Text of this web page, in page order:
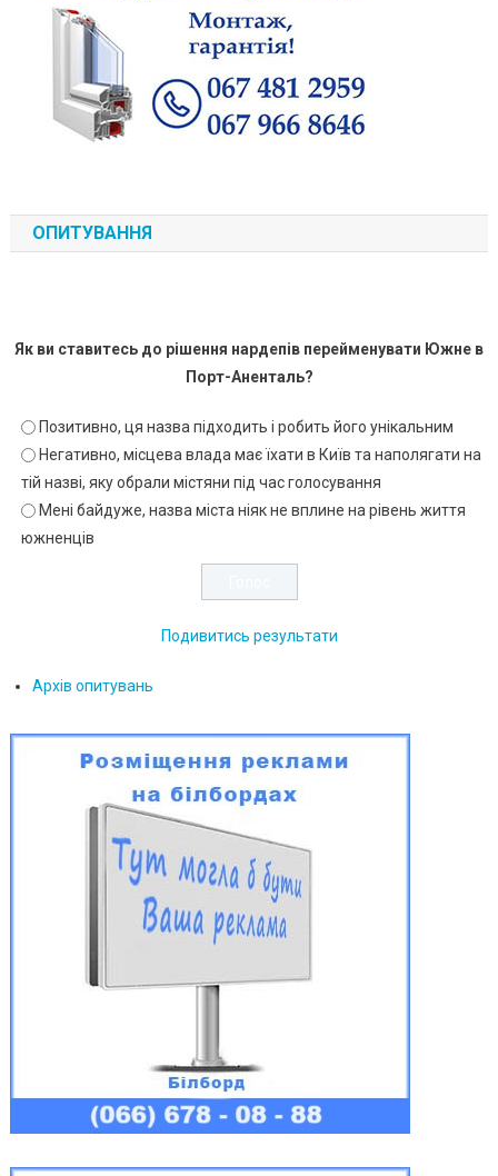
ОПИТУВАННЯ
Як ви ставитесь до рішення нардепів перейменувати Южне в
Порт-Аненталь?
Позитивно, ця назва підходить і робить його унікальним
Негативно, місцева влада має їхати в Київ та наполягати на
тій назві, яку обрали містяни під час голосування
Мені байдуже, назва міста ніяк не вплине на рівень життя
южненців
Подивитись результати
Архів опитувань